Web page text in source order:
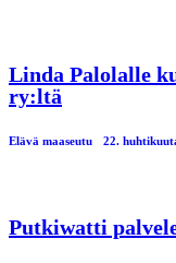
Linda Palolalle
ry:ltä
Elävä maaseutu 22.
Putkiwatti